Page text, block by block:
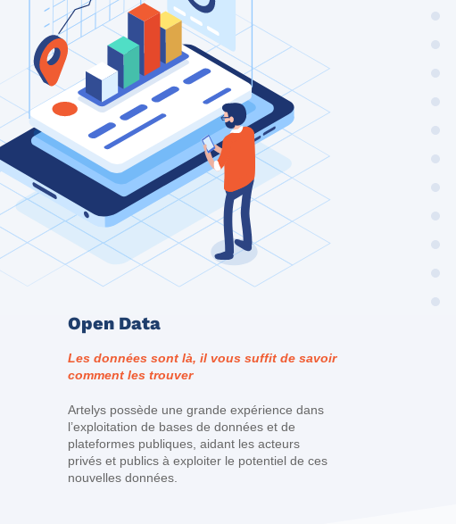
Open Data
Les données sont là, il vous suffit de savoir
comment les trouver
Artelys possède une grande expérience dans
l’exploitation de bases de données et de
plateformes publiques, aidant les acteurs
privés et publics à exploiter le potentiel de ces
nouvelles données.